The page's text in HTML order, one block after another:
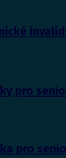
pro
pro